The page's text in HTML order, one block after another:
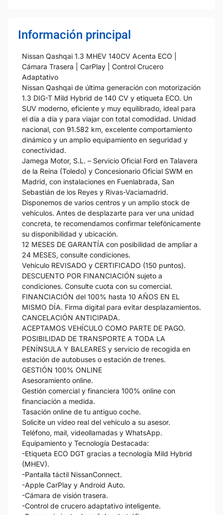
Información principal
Nissan Qashqai 1.3 MHEV 140CV Acenta ECO |
Cámara Trasera | CarPlay | Control Crucero
Adaptativo
Nissan Qashqai de última generación con motorización
1.3 DIG-T Mild Hybrid de 140 CV y etiqueta ECO. Un
SUV moderno, eficiente y muy equilibrado, ideal para
el día a día y para viajar con total comodidad. Unidad
nacional, con 91.582 km, excelente comportamiento
dinámico y un amplio equipamiento en seguridad y
conectividad.
Jamega Motor, S.L. – Servicio Oficial Ford en Talavera
de la Reina (Toledo) y Concesionario Oficial SWM en
Madrid, con instalaciones en Fuenlabrada, San
Sebastián de los Reyes y Rivas-Vaciamadrid.
Disponemos de varios centros y un amplio stock de
vehículos. Antes de desplazarte para ver una unidad
concreta, te recomendamos confirmar telefónicamente
su disponibilidad y ubicación.
12 MESES DE GARANTÍA con posibilidad de ampliar a
24 MESES, consulte condiciones.
Vehículo REVISADO y CERTIFICADO (150 puntos).
DESCUENTO POR FINANCIACIÓN sujeto a
condiciones. Consulte cuota con su comercial.
FINANCIACIÓN del 100% hasta 10 AÑOS EN EL
MISMO DÍA. Firma digital para evitar desplazamientos.
CANCELACIÓN ANTICIPADA.
ACEPTAMOS VEHÍCULO COMO PARTE DE PAGO.
POSIBILIDAD DE TRANSPORTE A TODA LA
PENÍNSULA Y BALEARES y servicio de recogida en
estación de autobuses o estación de trenes.
GESTIÓN 100% ONLINE
Asesoramiento online.
Gestión comercial y financiera 100% online con
financiación a medida.
Tasación online de tu antiguo coche.
Solicite un vídeo real del vehículo a su asesor.
Teléfono, mail, videollamadas y WhatsApp.
Equipamiento y Tecnología Destacada:
-Etiqueta ECO DGT gracias a tecnología Mild Hybrid
(MHEV).
-Pantalla táctil NissanConnect.
-Apple CarPlay y Android Auto.
-Cámara de visión trasera.
-Control de crucero adaptativo inteligente.